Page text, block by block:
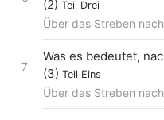
(2) Teil Drei
Über das Streben
7
Was es bedeutet,
(3) Teil Eins
Über das Streben